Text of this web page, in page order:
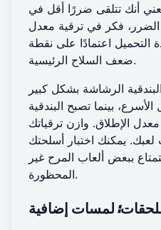
أنك تتلقى ضررًا أقل في
فكر في ترقية معدل
التحميل اعتمادًا على نقطة
ضعف السلاح الرئيسية.
الرشاشة بشكل كبير
بينما تصبح البندقية
الإطلاق. وازن ترقياتك
يمكنك اختبار أسلحتك
ببعض ألعاب المرح غير
المحظورة.
لمسات إضافية